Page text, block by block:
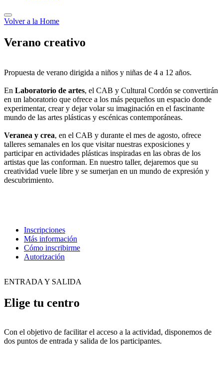
Volver a la Home
Verano creativo
Propuesta de verano dirigida a niños y niñas de 4 a 12 años.
En Laboratorio de artes, el CAB y Cultural Cordón se convertirán
en un laboratorio que ofrece a los más pequeños un espacio donde
experimentar, crear y dejar volar su imaginación en el fascinante
mundo de las artes plásticas y escénicas contemporáneas.
Veranea y crea, en el CAB y durante el mes de agosto, ofrece
talleres semanales en los que visitar nuestras exposiciones y
participar en actividades plásticas inspiradas en las obras de los
artistas que las conforman. En nuestro taller, dejaremos que su
creatividad vuele libre y se sumerjan en un mundo de expresión y
descubrimiento.
Inscripciones
Más información
Cómo inscribirme
Autorización
ENTRADA Y SALIDA
Elige tu centro
Con el objetivo de facilitar el acceso a la actividad, disponemos de
dos puntos de entrada y salida de los participantes.